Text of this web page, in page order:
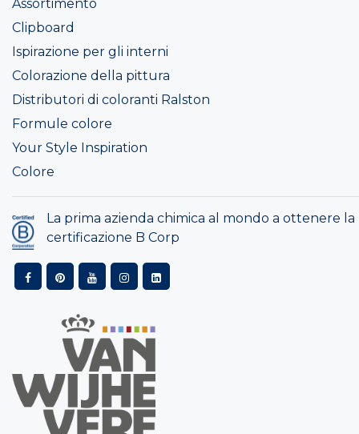
Assortimento
Clipboard
Ispirazione per gli interni
Colorazione della pittura
Distributori di coloranti Ralston
Formule colore
Your Style Inspiration
Colore
La prima azienda chimica al mondo a ottenere la
certificazione B Corp